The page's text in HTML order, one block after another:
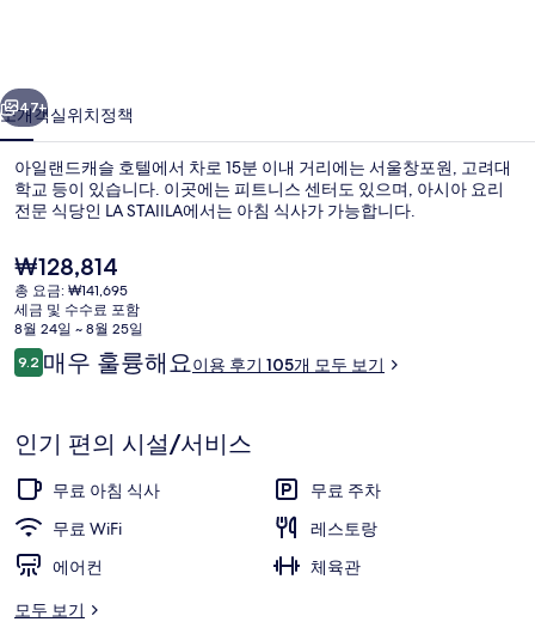
텔
의
사
진
갤
러
리
워터파크
다음
47+
소개객실위치정책
아일랜드캐슬 호텔에서 차로 15분 이내 거리에는 서울창포원, 고려대
학교 등이 있습니다. 이곳에는 피트니스 센터도 있으며, 아시아 요리
전문 식당인 LA STAIILA에서는 아침 식사가 가능합니다.
현
재
가
격
은
₩128,814
₩128,814
총 요금: ₩141,695
세금 및 수수료 포함
8월 24일 ~ 8월 25일
이
용
기
9.210점 만점 중 9.2점.
매우 훌륭해요이용 후기 105개 모두 보기
인기 편의 시설/서비스
무료 아침 식사
무료 주차
무료 WiFi
레스토랑
에어컨
체육관
모두 보기